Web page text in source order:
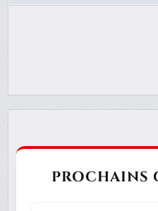
PROCHAINS